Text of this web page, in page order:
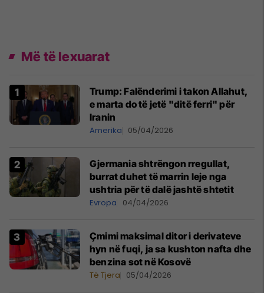
Më të lexuarat
Trump: Falënderimi i takon Allahut,
e marta do të jetë "ditë ferri" për
Iranin
Amerika 05/04/2026
Gjermania shtrëngon rregullat,
burrat duhet të marrin leje nga
ushtria për të dalë jashtë shtetit
Evropa 04/04/2026
Çmimi maksimal ditor i derivateve
hyn në fuqi, ja sa kushton nafta dhe
benzina sot në Kosovë
Të Tjera 05/04/2026